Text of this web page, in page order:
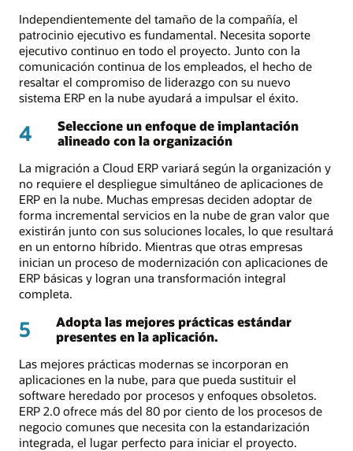
Independientemente del tamaño de la compañía, el
patrocinio ejecutivo es fundamental. Necesita soporte
ejecutivo continuo en todo el proyecto. Junto con la
comunicación continua de los empleados, el hecho de
resaltar el compromiso de liderazgo con su nuevo
sistema ERP en la nube ayudará a impulsar el éxito.
4
Seleccione un enfoque de implantación
alineado con la organización
La migración a Cloud ERP variará según la organización y
no requiere el despliegue simultáneo de aplicaciones de
ERP en la nube. Muchas empresas deciden adoptar de
forma incremental servicios en la nube de gran valor que
existirán junto con sus soluciones locales, lo que resultará
en un entorno híbrido. Mientras que otras empresas
inician un proceso de modernización con aplicaciones de
ERP básicas y logran una transformación integral
completa.
5
Adopta las mejores prácticas estándar
presentes en la aplicación.
Las mejores prácticas modernas se incorporan en
aplicaciones en la nube, para que pueda sustituir el
software heredado por procesos y enfoques obsoletos.
ERP 2.0 ofrece más del 80 por ciento de los procesos de
negocio comunes que necesita con la estandarización
integrada, el lugar perfecto para iniciar el proyecto.